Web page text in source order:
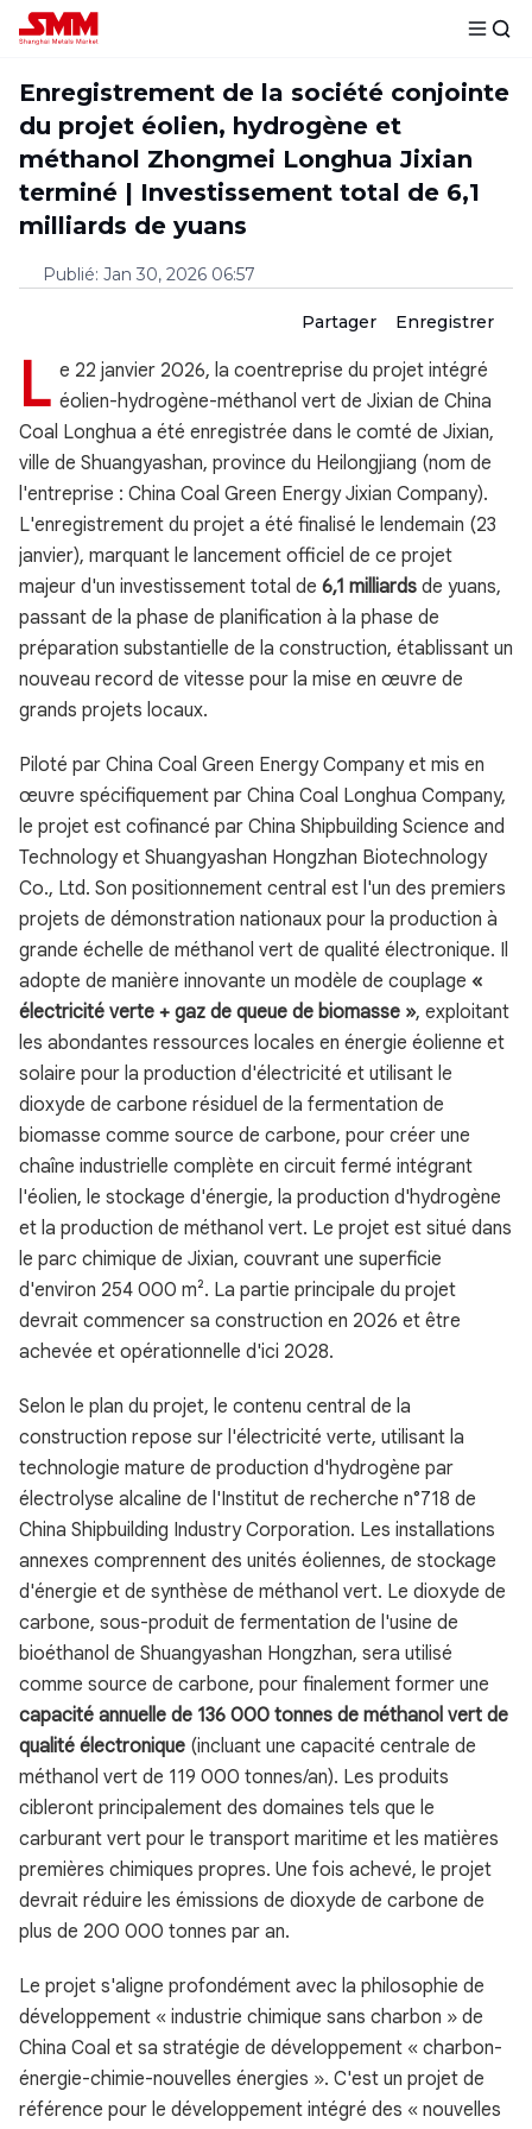
Enregistrement de la société conjointe
du projet éolien, hydrogène et
méthanol Zhongmei Longhua Jixian
terminé | Investissement total de 6,1
milliards de yuans
Publié: Jan 30, 2026 06:57
Partager Enregistrer
L e 22 janvier 2026, la coentreprise du projet intégré
éolien-hydrogène-méthanol vert de Jixian de China
Coal Longhua a été enregistrée dans le comté de Jixian,
ville de Shuangyashan, province du Heilongjiang (nom de
l'entreprise : China Coal Green Energy Jixian Company).
L'enregistrement du projet a été finalisé le lendemain (23
janvier), marquant le lancement officiel de ce projet
majeur d'un investissement total de 6,1 milliards de yuans,
passant de la phase de planification à la phase de
préparation substantielle de la construction, établissant un
nouveau record de vitesse pour la mise en œuvre de
grands projets locaux.
Piloté par China Coal Green Energy Company et mis en
œuvre spécifiquement par China Coal Longhua Company,
le projet est cofinancé par China Shipbuilding Science and
Technology et Shuangyashan Hongzhan Biotechnology
Co., Ltd. Son positionnement central est l'un des premiers
projets de démonstration nationaux pour la production à
grande échelle de méthanol vert de qualité électronique. Il
adopte de manière innovante un modèle de couplage «
électricité verte + gaz de queue de biomasse », exploitant
les abondantes ressources locales en énergie éolienne et
solaire pour la production d'électricité et utilisant le
dioxyde de carbone résiduel de la fermentation de
biomasse comme source de carbone, pour créer une
chaîne industrielle complète en circuit fermé intégrant
l'éolien, le stockage d'énergie, la production d'hydrogène
et la production de méthanol vert. Le projet est situé dans
le parc chimique de Jixian, couvrant une superficie
d'environ 254 000 m². La partie principale du projet
devrait commencer sa construction en 2026 et être
achevée et opérationnelle d'ici 2028.
Selon le plan du projet, le contenu central de la
construction repose sur l'électricité verte, utilisant la
technologie mature de production d'hydrogène par
électrolyse alcaline de l'Institut de recherche n°718 de
China Shipbuilding Industry Corporation. Les installations
annexes comprennent des unités éoliennes, de stockage
d'énergie et de synthèse de méthanol vert. Le dioxyde de
carbone, sous-produit de fermentation de l'usine de
bioéthanol de Shuangyashan Hongzhan, sera utilisé
comme source de carbone, pour finalement former une
capacité annuelle de 136 000 tonnes de méthanol vert de
qualité électronique (incluant une capacité centrale de
méthanol vert de 119 000 tonnes/an). Les produits
cibleront principalement des domaines tels que le
carburant vert pour le transport maritime et les matières
premières chimiques propres. Une fois achevé, le projet
devrait réduire les émissions de dioxyde de carbone de
plus de 200 000 tonnes par an.
Le projet s'aligne profondément avec la philosophie de
développement « industrie chimique sans charbon » de
China Coal et sa stratégie de développement « charbon-
énergie-chimie-nouvelles énergies ». C'est un projet de
référence pour le développement intégré des « nouvelles